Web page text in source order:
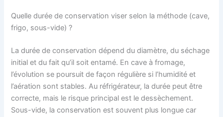
Quelle durée de conservation viser selon la méthode (cave,
frigo, sous-vide) ?
La durée de conservation dépend du diamètre, du séchage
initial et du fait qu’il soit entamé. En cave à fromage,
l’évolution se poursuit de façon régulière si l’humidité et
l’aération sont stables. Au réfrigérateur, la durée peut être
correcte, mais le risque principal est le dessèchement.
Sous-vide, la conservation est souvent plus longue car